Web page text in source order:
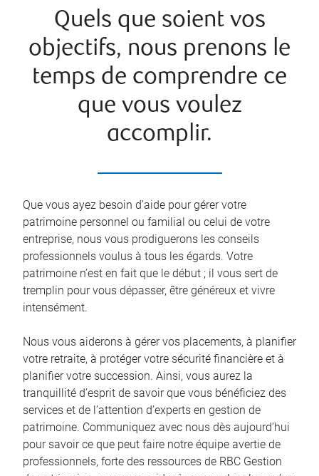
Quels que soient vos
objectifs, nous prenons le
temps de comprendre ce
que vous voulez
accomplir.
Que vous ayez besoin d’aide pour gérer votre
patrimoine personnel ou familial ou celui de votre
entreprise, nous vous prodiguerons les conseils
professionnels voulus à tous les égards. Votre
patrimoine n’est en fait que le début ; il vous sert de
tremplin pour vous dépasser, être généreux et vivre
intensément.
Nous vous aiderons à gérer vos placements, à planifier
votre retraite, à protéger votre sécurité financière et à
planifier votre succession. Ainsi, vous aurez la
tranquillité d’esprit de savoir que vous bénéficiez des
services et de l’attention d’experts en gestion de
patrimoine. Communiquez avec nous dès aujourd’hui
pour savoir ce que peut faire notre équipe avertie de
professionnels, forte des ressources de RBC Gestion